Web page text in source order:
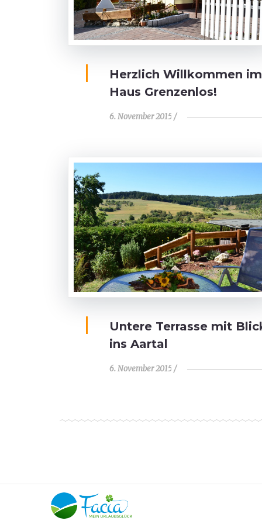
Herzlich Willkommen im
Haus Grenzenlos!
6. November 2015
Untere Terrasse mit
ins Aartal
6. November 2015